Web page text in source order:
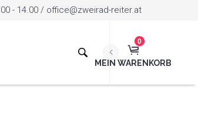
- 14.00 / office@zweirad-reiter.at
0
MEIN WARENKORB